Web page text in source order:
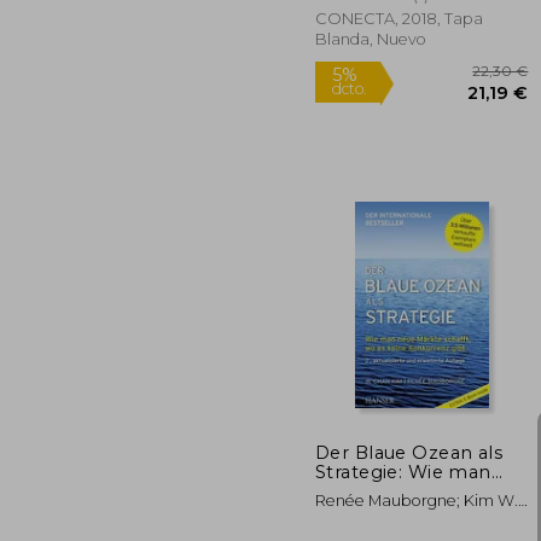
CONECTA, 2018, Tapa
Blanda, Nuevo
5%
dcto.
Der Blaue Ozean als
Strategie: Wie man
Neue Märkte Schafft,
wo es Keine
Renée Mauborgne; Kim W.